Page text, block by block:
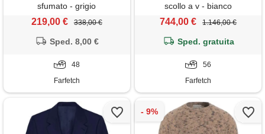
sfumato - grigio
219,00 € 338,00 €
Sped. 8,00 €
48
Farfetch
scollo a v - bianco
744,00 € 1.146,00 €
Sped. gratuita
56
Farfetch